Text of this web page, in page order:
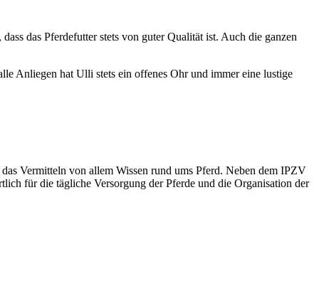
das Pferdefutter stets von guter Qualität ist. Auch die ganzen
Anliegen hat Ulli stets ein offenes Ohr und immer eine lustige
Vermitteln von allem Wissen rund ums Pferd. Neben dem IPZV
für die tägliche Versorgung der Pferde und die Organisation der